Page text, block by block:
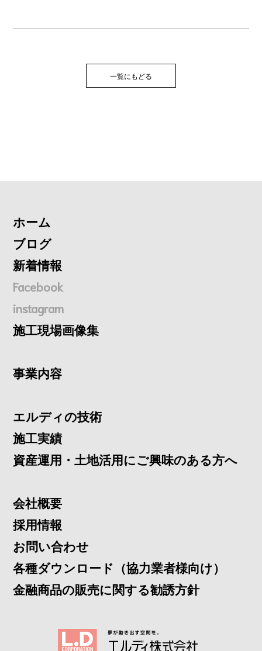
一覧にもどる
ホーム
ブログ
新着情報
Facebook
instagram
施工現場画像集
事業内容
エルディの技術
施工実績
資産運用・土地活用にご興味のある方へ
会社概要
採用情報
お問い合わせ
各種ダウンロード（協力業者様向け）
金融商品の販売に関する勧誘方針